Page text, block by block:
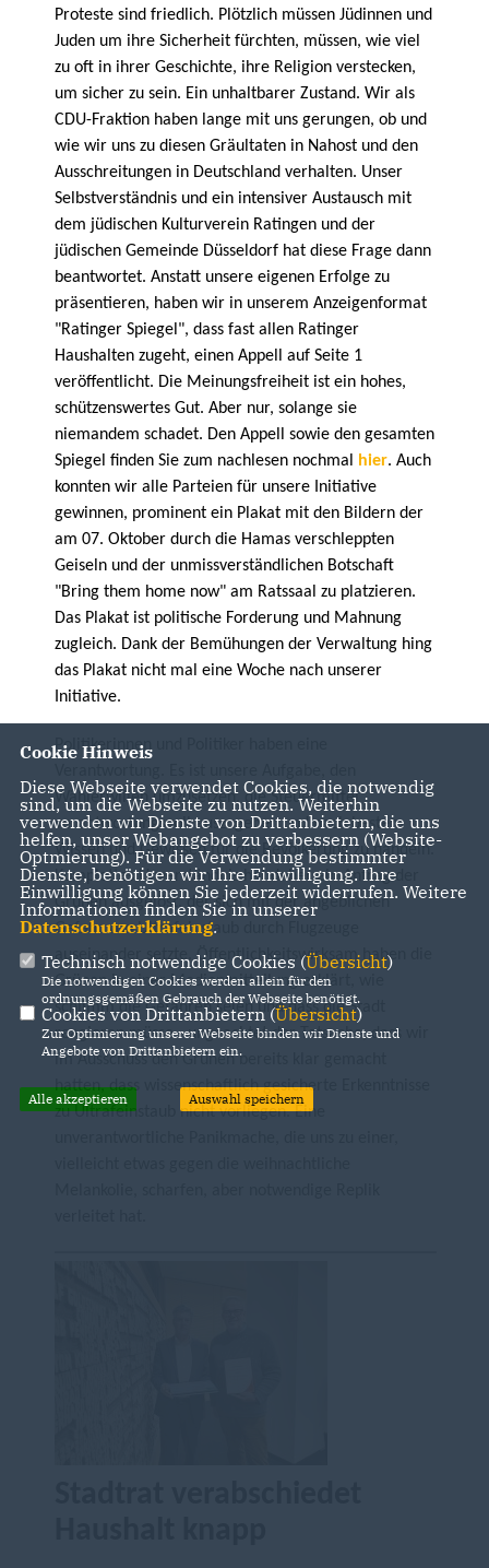
Proteste sind friedlich. Plötzlich müssen Jüdinnen und
Juden um ihre Sicherheit fürchten, müssen, wie viel
zu oft in ihrer Geschichte, ihre Religion verstecken,
um sicher zu sein. Ein unhaltbarer Zustand. Wir als
CDU-Fraktion haben lange mit uns gerungen, ob und
wie wir uns zu diesen Gräultaten in Nahost und den
Ausschreitungen in Deutschland verhalten. Unser
Selbstverständnis und ein intensiver Austausch mit
dem jüdischen Kulturverein Ratingen und der
jüdischen Gemeinde Düsseldorf hat diese Frage dann
beantwortet. Anstatt unsere eigenen Erfolge zu
präsentieren, haben wir in unserem Anzeigenformat
"Ratinger Spiegel", dass fast allen Ratinger
Haushalten zugeht, einen Appell auf Seite 1
veröffentlicht. Die Meinungsfreiheit ist ein hohes,
schützenswertes Gut. Aber nur, solange sie
niemandem schadet. Den Appell sowie den gesamten
Spiegel finden Sie zum nachlesen nochmal hier. Auch
konnten wir alle Parteien für unsere Initiative
gewinnen, prominent ein Plakat mit den Bildern der
am 07. Oktober durch die Hamas verschleppten
Geiseln und der unmissverständlichen Botschaft
"Bring them home now" am Ratssaal zu platzieren.
Das Plakat ist politische Forderung und Mahnung
zugleich. Dank der Bemühungen der Verwaltung hing
das Plakat nicht mal eine Woche nach unserer
Initiative.
Politikerinnen und Politiker haben eine
Wählerwillen umzusetzen, die Steuermittel
verantwortungsvoll auszugeben und nach bestem
Wissen und Gewissen für die Bevölkerung zu handeln.
Komplettes Unverständnis hat daher ein Antrag der
Grünen ausgelöst, der sich mit der angeblichen
Gefahr von Ultrafeinstaub durch Flugzeuge
auseinander setzte. Öffentlichkeitswirksam haben die
Grünen in einer Medienmitteilung erklärt, wie
schlimm die Gefahren seien und dass die Stadt
reagieren müsse - ungeachtet der Tatsache, dass wir
im Ausschuss den Grünen bereits klar gemacht
hatten, dass wissenschaftlich gesicherte Erkenntnisse
zu Ultrafeinstaub nicht vorliegen. Eine
Cookie Hinweis
Diese Webseite verwendet Cookies, die notwendig
sind, um die Webseite zu nutzen. Weiterhin
verwenden wir Dienste von Drittanbietern, die uns
helfen, unser Webangebot zu verbessern (Website-
Optmierung). Für die Verwendung bestimmter
Dienste, benötigen wir Ihre Einwilligung. Ihre
Einwilligung können Sie jederzeit widerrufen. Weitere
Informationen finden Sie in unserer
Datenschutzerklärung.
Technisch notwendige Cookies (Übersicht)
Die notwendigen Cookies werden allein für den
ordnungsgemäßen Gebrauch der Webseite benötigt.
Cookies von Drittanbietern (Übersicht)
Zur Optimierung unserer Webseite binden wir Dienste und
Angebote von Drittanbietern ein.
Alle akzeptieren Auswahl speichern